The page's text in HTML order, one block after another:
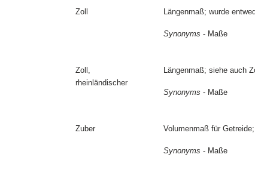
Zoll Längenmaß; wurde
Synonyms - Maße
Zoll,
rheinländischer
Längenmaß; siehe auch
Synonyms - Maße
Zuber Volumenmaß für
Synonyms - Maße